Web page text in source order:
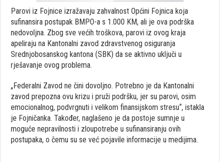
Parovi iz Fojnice izražavaju zahvalnost Općini Fojnica koja
sufinansira postupak BMPO-a s 1.000 KM, ali je ova podrška
nedovoljna. Zbog sve većih troškova, parovi iz ovog kraja
apeliraju na Kantonalni zavod zdravstvenog osiguranja
Srednjobosanskog kantona (SBK) da se aktivno uključi u
rješavanje ovog problema.
„Federalni Zavod ne čini dovoljno. Potrebno je da Kantonalni
zavod prepozna ovu krizu i pruži podršku, jer su parovi, osim
emocionalnog, podvrgnuti i velikom finansijskom stresu“, istakla
je Fojničanka. Također, naglašeno je da postoje sumnje u
moguće nepravilnosti i zloupotrebe u sufinansiranju ovih
postupaka, o čemu su se već pojavile informacije u medijima.